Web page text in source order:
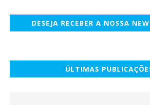
DESEJA RECEBER A NOSSA
ÚLTIMAS